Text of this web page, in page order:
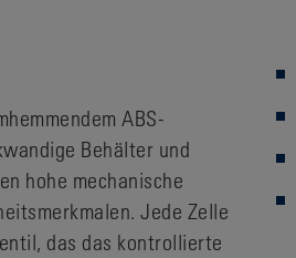
ABS-
Behälter und
hohe mechanische
Jede Zelle
das das kontrollierte